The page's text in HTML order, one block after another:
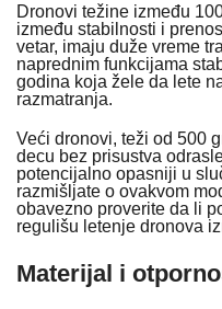
Dronovi težine između
između stabilnosti i
vetar, imaju duže vreme
naprednim funkcijama
godina koja žele da lete
razmatranja.
Veći dronovi, teži od 500
decu bez prisustva
potencijalno opasniji u
razmišljate o ovakvom
obavezno proverite da li
regulišu letenje dronova
Materijal i